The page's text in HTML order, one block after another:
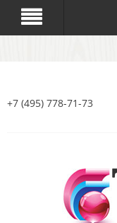
+7 (495) 778-71-73